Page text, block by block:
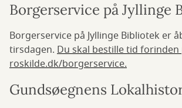
Borgerservice på Jyllinge
Borgerservice på Jyllinge Bibliotek er
tirsdagen. Du skal bestille tid forinden
roskilde.dk/borgerservice.
Gundsøegnens